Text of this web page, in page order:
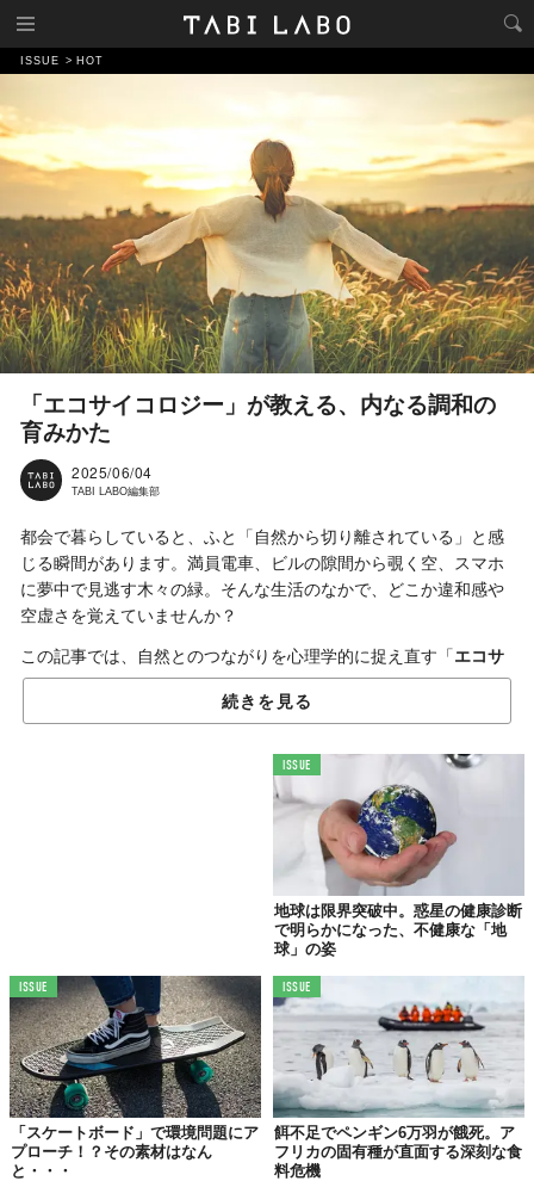
ISSUE HOT
「エコサイコロジー」が教える、内なる調和の
育みかた
2025/06/04
TABI LABO編集部
都会で暮らしていると、ふと「自然から切り離されている」と感
じる瞬間があります。満員電車、ビルの隙間から覗く空、スマホ
に夢中で見逃す木々の緑。そんな生活のなかで、どこか違和感や
空虚さを覚えていませんか？
この記事では、自然とのつながりを心理学的に捉え直す「エコサ
イコロジー」という考え方をご紹介。自分自身の感覚や心を取り
戻すヒントとして、あらためて、今このテーマを見つめ直してみ
エコサイコロジーとは何か？
「人と自然の断絶」を見つめ直す哲学
。エコサイコロジーは、
間と自然が本来持っていたつながりを再構築しようとする心理的
環境問題を“心の問題”として捉える、新しい視点
1990年代にアメリカで提唱されたエコサイコロジーは、環境問題
を単なる社会問題ではなく、人間の内面の問題 としても捉え直そ
うとする動きから生まれました。自然から分断された都市生活
が、無気力や不安感を生んでいるとすれば、自然とのつながりを
回復することが、心の健やかさを取り戻す手がかりになると考え
続きを見る
ISSUE
地球は限界突破中。惑星の健康診断
で明らかになった、不健康な「地
球」の姿
ISSUE
「スケートボード」で環境問題にア
プローチ！？その素材はなん
と・・・
ISSUE
餌不足でペンギン6万羽が餓死。ア
フリカの固有種が直面する深刻な食
料危機